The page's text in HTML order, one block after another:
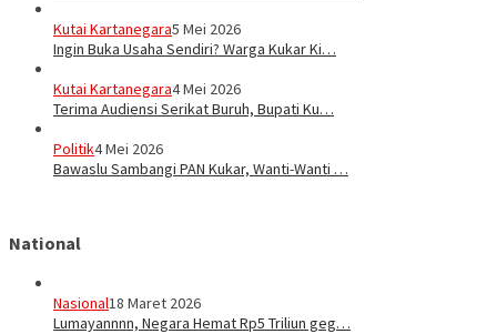
Kutai Kartanegara5 Mei 2026
Ingin Buka Usaha Sendiri? Warga Kukar Ki…
Kutai Kartanegara4 Mei 2026
Terima Audiensi Serikat Buruh, Bupati Ku…
Politik4 Mei 2026
Bawaslu Sambangi PAN Kukar, Wanti-Wanti …
National
Nasional18 Maret 2026
Lumayannnn, Negara Hemat Rp5 Triliun geg…